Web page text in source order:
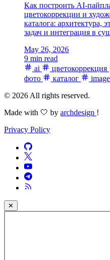
Как построить AI-
цветокоррекции и
каталога: архитектура,
задач и интеграция в
May 26, 2026
9 min read
ai
цветокоррекция
фото
каталог
© 2026 All rights reserved.
Made with 🤍 by archdesign !
Privacy Policy
✕